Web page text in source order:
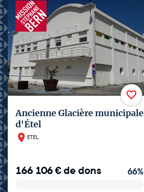
Ancienne Glacière municipale
d'Étel
ETEL
166 106€de dons 66%